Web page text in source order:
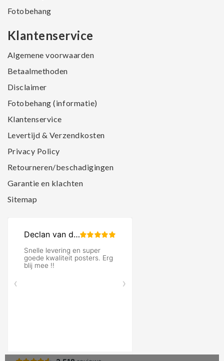
Fotobehang
Klantenservice
Algemene voorwaarden
Betaalmethoden
Disclaimer
Fotobehang (informatie)
Klantenservice
Levertijd & Verzendkosten
Privacy Policy
Retourneren/beschadigingen
Garantie en klachten
Sitemap